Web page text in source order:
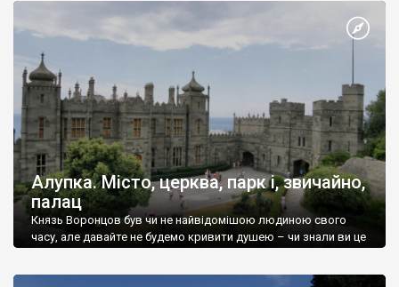
Алупка. Місто, церква, парк і, звичайно,
палац
Князь Воронцов був чи не найвідомішою людиною свого
часу, але давайте не будемо кривити душею – чи знали ви це